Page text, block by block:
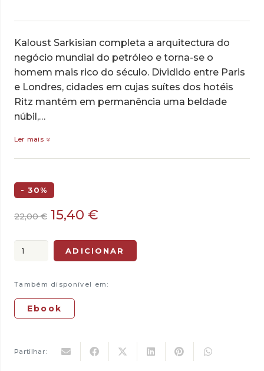
Kaloust Sarkisian completa a arquitectura do
negócio mun­dial do petróleo e torna-se o
homem mais rico do século. Divi­dido entre Paris
e Londres, cidades em cujas suítes dos hotéis
Ritz mantém em permanência uma beldade
núbil,…
Ler mais
- 30%
22,00€ O
original
era:
15,40 €
atual
é:
Quantidade
em
Lisboa
ADICIONAR
Também disponível em:
Ebook
Partilhar: